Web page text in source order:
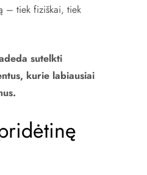
– tiek fiziškai, tiek
sutelkti
kurie labiausiai